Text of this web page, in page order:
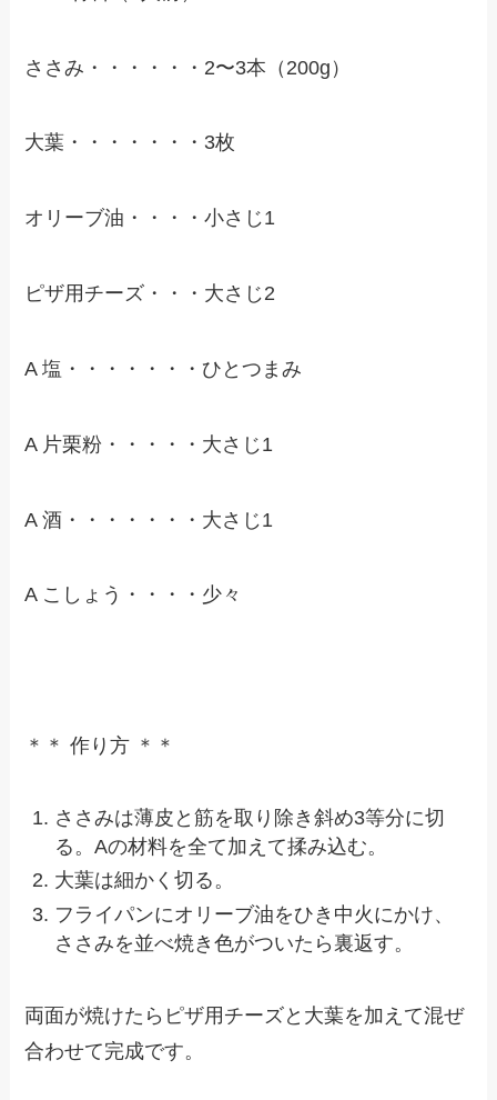
ささみ・・・・・・2〜3本（200g）
大葉・・・・・・・3枚
オリーブ油・・・・小さじ1
ピザ用チーズ・・・大さじ2
A 塩・・・・・・・ひとつまみ
A 片栗粉・・・・・大さじ1
A 酒・・・・・・・大さじ1
A こしょう・・・・少々
＊＊ 作り方 ＊＊
ささみは薄皮と筋を取り除き斜め3等分に切
る。Aの材料を全て加えて揉み込む。
大葉は細かく切る。
フライパンにオリーブ油をひき中火にかけ、
ささみを並べ焼き色がついたら裏返す。
両面が焼けたらピザ用チーズと大葉を加えて混ぜ
合わせて完成です。